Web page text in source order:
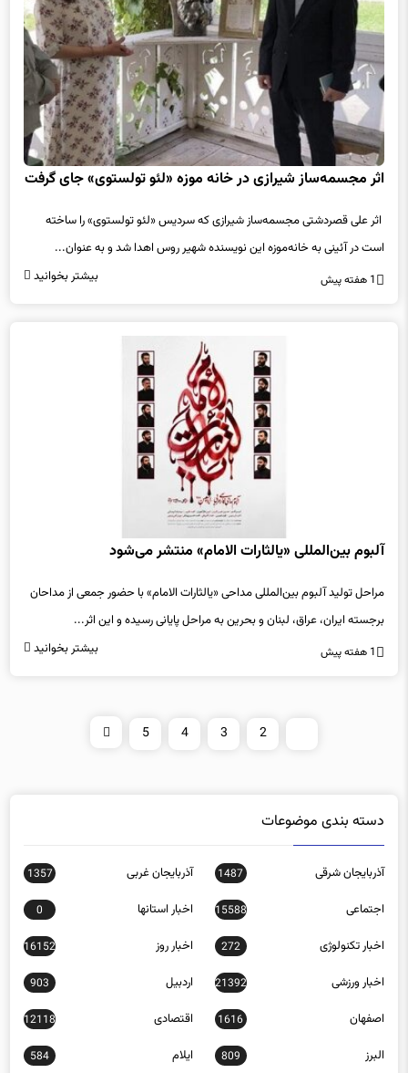
اثر علی قصردشتی مجسمه‌ساز شیرازی که سردیس «لئو تولستوی» را ساخته
است در آئینی به خانه‌موزه این نویسنده شهیر روس اهدا شد و به عنوان...
مراحل تولید آلبوم بین‌المللی مداحی «یالثارات الامام» با حضور جمعی از مداحان
برجسته ایران، عراق، لبنان و بحرین به مراحل پایانی رسیده و این اثر...
دسته بندی موضوعات
آذربایجان شرقی 1487 آذربایجان غربی 1357
اجتماعی 15588 اخبار استانها 0
اخبار تکنولوژی 272 اخبار روز 16152
اخبار ورزشی 21392 اردبیل 903
اصفهان 1616 اقتصادی 12118